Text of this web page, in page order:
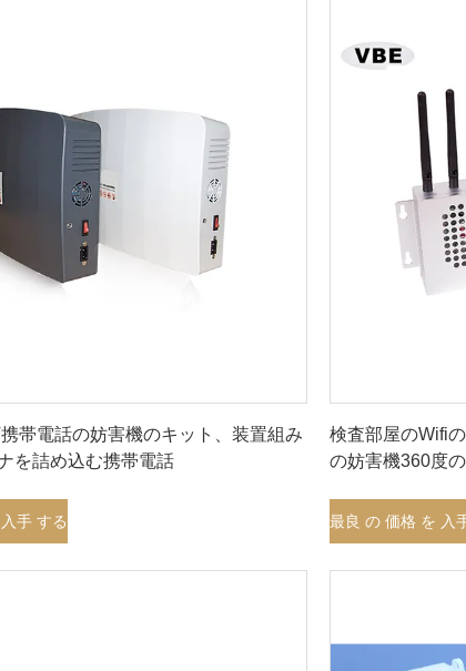
帯電話の妨害機のキット、装置組み
を詰め込む携帯電話
手 する
検査部屋のWifi
の妨害機360度
最良 の 価格 を 入